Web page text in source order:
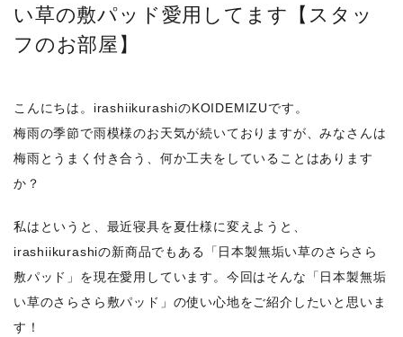
い草の敷パッド愛用してます【スタッ
フのお部屋】
こんにちは。irashiikurashiのKOIDEMIZUです。
梅雨の季節で雨模様のお天気が続いておりますが、みなさんは
梅雨とうまく付き合う、何か工夫をしていることはあります
か？
私はというと、最近寝具を夏仕様に変えようと、
irashiikurashiの新商品でもある「日本製無垢い草のさらさら
敷パッド」を現在愛用しています。今回はそんな「日本製無垢
い草のさらさら敷パッド」の使い心地をご紹介したいと思いま
す！